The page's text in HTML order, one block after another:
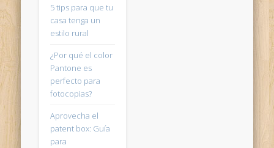
5 tips para que tu
casa tenga un
estilo rural
¿Por qué el color
Pantone es
perfecto para
fotocopias?
Aprovecha el
patent box: Guía
para